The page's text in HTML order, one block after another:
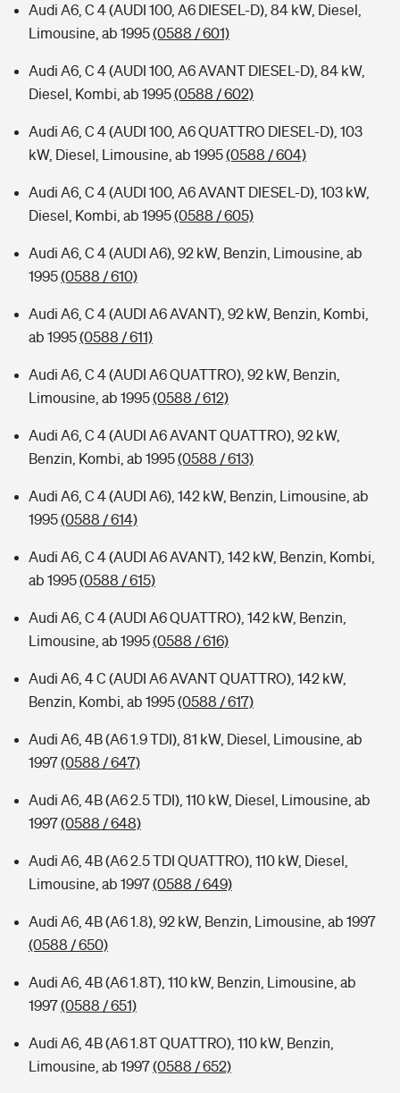
Audi A6, C 4 (AUDI 100, A6 DIESEL-D), 84 kW, Diesel,
Limousine, ab 1995(0588 / 601)
Audi A6, C 4 (AUDI 100, A6 AVANT DIESEL-D), 84 kW,
Diesel, Kombi, ab 1995(0588 / 602)
Audi A6, C 4 (AUDI 100, A6 QUATTRO DIESEL-D), 103
kW, Diesel, Limousine, ab 1995(0588 / 604)
Audi A6, C 4 (AUDI 100, A6 AVANT DIESEL-D), 103 kW,
Diesel, Kombi, ab 1995(0588 / 605)
Audi A6, C 4 (AUDI A6), 92 kW, Benzin, Limousine, ab
1995(0588 / 610)
Audi A6, C 4 (AUDI A6 AVANT), 92 kW, Benzin, Kombi,
ab 1995(0588 / 611)
Audi A6, C 4 (AUDI A6 QUATTRO), 92 kW, Benzin,
Limousine, ab 1995(0588 / 612)
Audi A6, C 4 (AUDI A6 AVANT QUATTRO), 92 kW,
Benzin, Kombi, ab 1995(0588 / 613)
Audi A6, C 4 (AUDI A6), 142 kW, Benzin, Limousine, ab
1995(0588 / 614)
Audi A6, C 4 (AUDI A6 AVANT), 142 kW, Benzin, Kombi,
ab 1995(0588 / 615)
Audi A6, C 4 (AUDI A6 QUATTRO), 142 kW, Benzin,
Limousine, ab 1995(0588 / 616)
Audi A6, 4 C (AUDI A6 AVANT QUATTRO), 142 kW,
Benzin, Kombi, ab 1995(0588 / 617)
Audi A6, 4B (A6 1.9 TDI), 81 kW, Diesel, Limousine, ab
1997(0588 / 647)
Audi A6, 4B (A6 2.5 TDI), 110 kW, Diesel, Limousine, ab
1997(0588 / 648)
Audi A6, 4B (A6 2.5 TDI QUATTRO), 110 kW, Diesel,
Limousine, ab 1997(0588 / 649)
Audi A6, 4B (A6 1.8), 92 kW, Benzin, Limousine, ab 1997
(0588 / 650)
Audi A6, 4B (A6 1.8T), 110 kW, Benzin, Limousine, ab
1997(0588 / 651)
Audi A6, 4B (A6 1.8T QUATTRO), 110 kW, Benzin,
Limousine, ab 1997(0588 / 652)